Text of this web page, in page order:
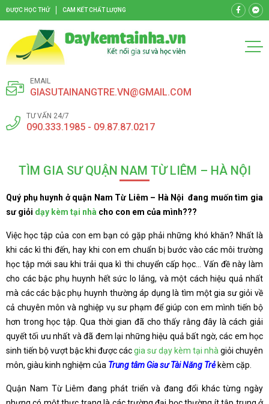
ĐƯỢC HỌC THỬ CAM KẾT CHẤT LƯỢNG
EMAIL
GIASUTAINANGTRE.VN@GMAIL.COM
TƯ VẤN 24/7
090.333.1985 - 09.87.87.0217
TÌM GIA SƯ QUẬN NAM TỪ LIÊM – HÀ NỘI
Quý phụ huynh ở quận Nam Từ Liêm – Hà Nội đang muốn tìm gia
sư giỏi dạy kèm tại nhà cho con em của mình???
Việc học tập của con em bạn có gặp phải những khó khăn? Nhất là
khi các kì thi đến, hay khi con em chuẩn bị bước vào các môi trường
học tập mới sau khi trải qua kì thi chuyển cấp học… Vấn đề này làm
cho các bậc phụ huynh hết sức lo lắng, và một cách hiệu quả nhất
mà các các bậc phụ huynh thường áp dụng là tìm một gia sư giỏi về
cả chuyên môn và nghiệp vụ sư phạm để giúp con em mình tiến bộ
hơn trong học tập. Qua thời gian đã cho thấy rằng đây là cách giải
quyết tối ưu nhất và đã đem lại những hiệu quả bất ngờ, các em học
sinh tiến bộ vượt bậc khi được cácgia sư dạy kèm tại nhà giỏi chuyên
môn, giàu kinh nghiệm của Trung tâm Gia sư Tài Năng Trẻkèm cặp.
Quận Nam Từ Liêm đang phát triển và đang đổi khác từng ngày